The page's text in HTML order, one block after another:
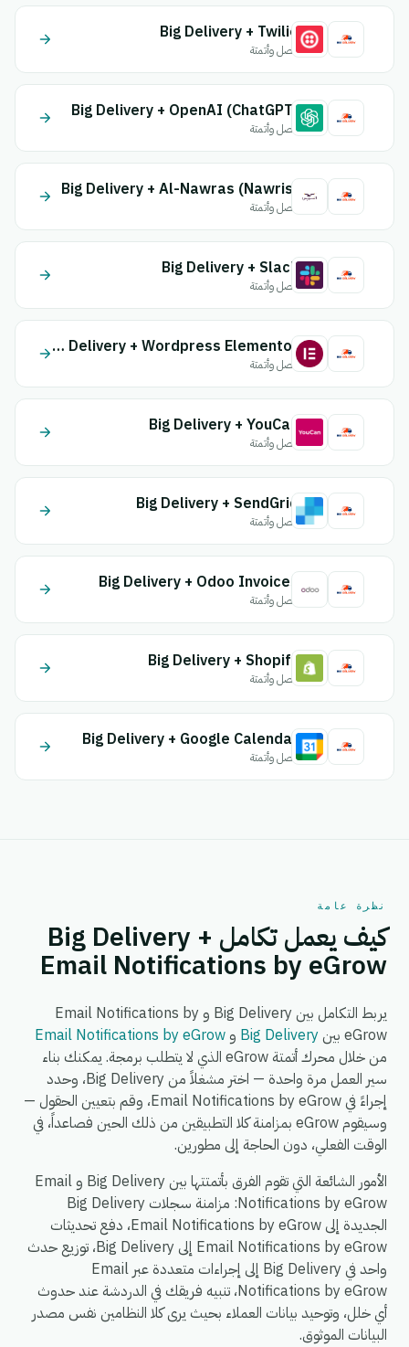
Big Delivery + Twilio
اتصل وأتمتة
Big Delivery + OpenAI (ChatGPT)
اتصل وأتمتة
Big Delivery + Al-Nawras (Nawris)
اتصل وأتمتة
Big Delivery + Slack
اتصل وأتمتة
Big Delivery + Wordpress Elementor
اتصل وأتمتة
Big Delivery + YouCan
اتصل وأتمتة
Big Delivery + SendGrid
اتصل وأتمتة
Big Delivery + Odoo Invoices
اتصل وأتمتة
Big Delivery + Shopify
اتصل وأتمتة
Big Delivery + Google Calendar
اتصل وأتمتة
نظرة عامة
كيف يعمل تكامل Big Delivery +
Email Notifications by eGrow
يربط التكامل بين Big Delivery و Email Notifications by
eGrow بين
Big Delivery و Email Notifications by eGrow
من خلال محرك أتمتة eGrow الذي لا يتطلب برمجة. يمكنك بناء
سير العمل مرة واحدة — اختر مشغلاً من Big Delivery، وحدد
إجراءً في Email Notifications by eGrow، وقم بتعيين الحقول —
وسيقوم eGrow بمزامنة كلا التطبيقين من ذلك الحين فصاعداً، في
الوقت الفعلي، دون الحاجة إلى مطورين.
الأمور الشائعة التي تقوم الفرق بأتمتتها بين Big Delivery و Email
Notifications by eGrow: مزامنة سجلات Big Delivery
الجديدة إلى Email Notifications by eGrow، دفع تحديثات
Email Notifications by eGrow إلى Big Delivery، توزيع حدث
واحد في Big Delivery إلى إجراءات متعددة عبر Email
Notifications by eGrow، تنبيه فريقك في الدردشة عند حدوث
أي خلل، وتوحيد بيانات العملاء بحيث يرى كلا النظامين نفس مصدر
البيانات الموثوق.